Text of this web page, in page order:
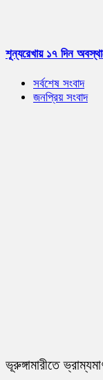
শূন্যরেখায় ১৭ দিন
সর্বশেষ সংবাদ
জনপ্রিয় সংবাদ
ভূরুঙ্গামারীতে